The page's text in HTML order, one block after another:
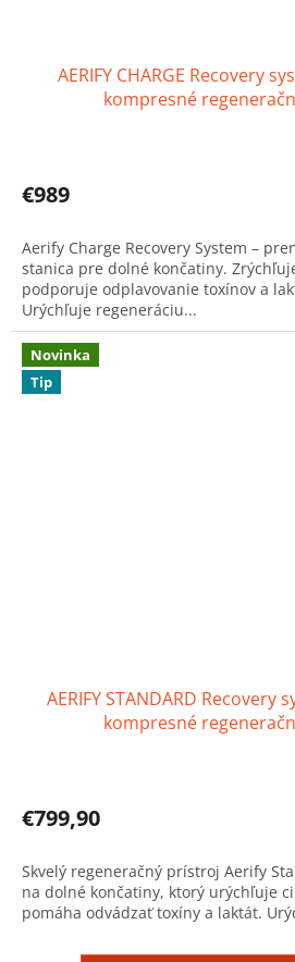
AERIFY CHARGE Recovery
kompresné
produktu
je
z
5
hviezdičiek.
€989
Aerify Charge Recovery System –
stanica pre dolné končatiny.
podporuje odplavovanie toxínov a
Urýchľuje regeneráciu...
Novinka
Tip
AERIFY STANDARD Recovery
kompresné
produktu
je
z
5
hviezdičiek.
€799,90
Skvelý regeneračný prístroj Aerify
na dolné končatiny, ktorý urýchľuje
pomáha odvádzať toxíny a laktát.